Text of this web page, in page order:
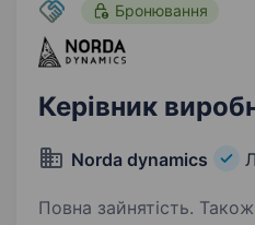
Бронювання
Керівник
Norda dynamics
Повна зайнятість. Також